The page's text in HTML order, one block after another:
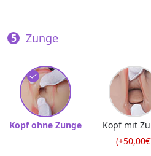
Zunge
Kopf ohne Zunge
Kopf mit